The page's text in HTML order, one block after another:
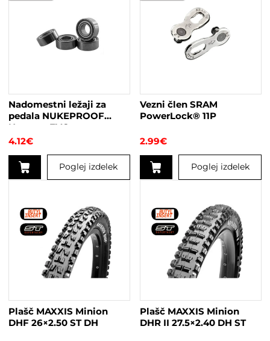
Nadomestni ležaji za
pedala NUKEPROOF
Neutron EVO
4.12€
Poglej izdelek
Vezni člen SRAM
PowerLock® 11P
2.99€
Poglej izdelek
Plašč MAXXIS Minion
DHF 26×2.50 ST DH
Plašč MAXXIS Minion
DHR II 27.5×2.40 DH ST